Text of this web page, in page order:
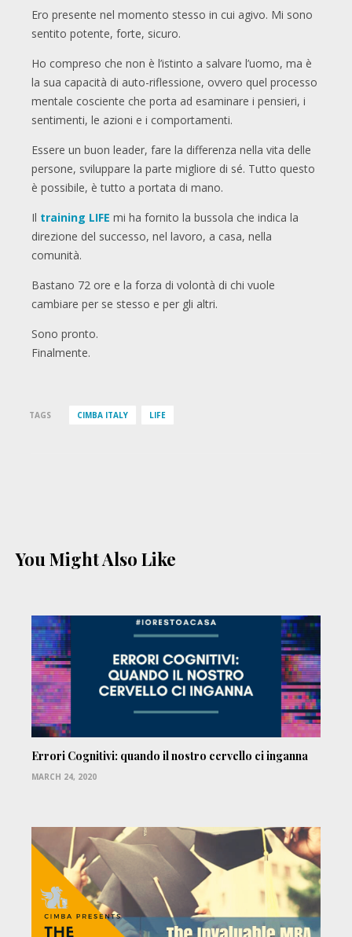
Ero presente nel momento stesso in cui agivo. Mi sono
sentito potente, forte, sicuro.
Ho compreso che non è l’istinto a salvare l’uomo, ma è
la sua capacità di auto-riflessione, ovvero quel processo
mentale cosciente che porta ad esaminare i pensieri, i
sentimenti, le azioni e i comportamenti.
Essere un buon leader, fare la differenza nella vita delle
persone, sviluppare la parte migliore di sé. Tutto questo
è possibile, è tutto a portata di mano.
Il training LIFE mi ha fornito la bussola che indica la
direzione del successo, nel lavoro, a casa, nella
comunità.
Bastano 72 ore e la forza di volontà di chi vuole
cambiare per se stesso e per gli altri.
Sono pronto.
Finalmente.
TAGS CIMBA ITALY LIFE
You Might Also Like
Errori Cognitivi: quando il nostro cervello ci inganna
MARCH 24, 2020